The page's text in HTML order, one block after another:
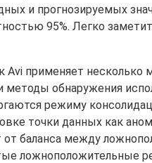
и прогнозируемых
95%. Легко
Avi применяет
обнаружения
режиму
точки данных как
от баланса между
ложноположительные